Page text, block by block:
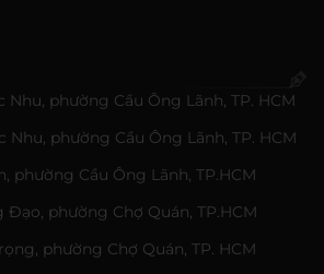
Nhu, phường Cầu Ông Lãnh, TP. HCM
Nhu, phường Cầu Ông Lãnh, TP. HCM
phường Cầu Ông Lãnh, TP.HCM
Đạo, phường Chợ Quán, TP.HCM
phường Chợ Quán, TP. HCM